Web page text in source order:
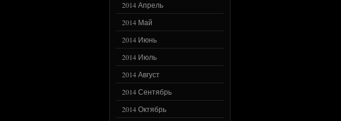
2014 Апрель
2014 Май
2014 Июнь
2014 Июль
2014 Август
2014 Сентябрь
2014 Октябрь